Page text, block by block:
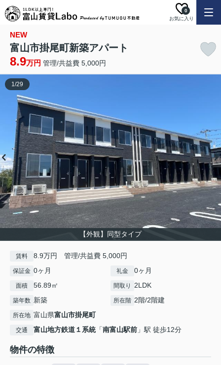
お気に入り
0
NEW
富山市掛尾町新築アパート
8.9万円 管理/共益費 5,000円
【外観】同型タイプ
1/29
賃料 8.9万円 管理/共益費 5,000円
保証金 0ヶ月 礼金 0ヶ月
面積 56.89㎡ 間取り 2LDK
築年数 新築 所在階 2階/2階建
所在地 富山県富山市掛尾町
交通 富山地方鉄道１系統「南富山駅前 」駅 徒歩12分
物件の特徴